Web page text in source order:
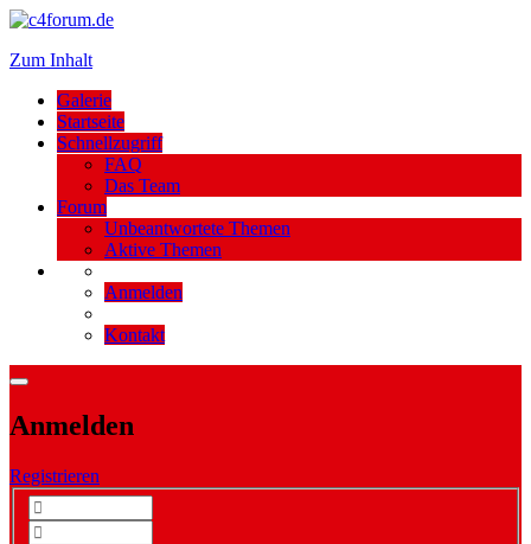
Zum Inhalt
Galerie
Startseite
Schnellzugriff
FAQ
Das Team
Forum
Unbeantwortete Themen
Aktive Themen
Anmelden
Kontakt
Anmelden
Registrieren